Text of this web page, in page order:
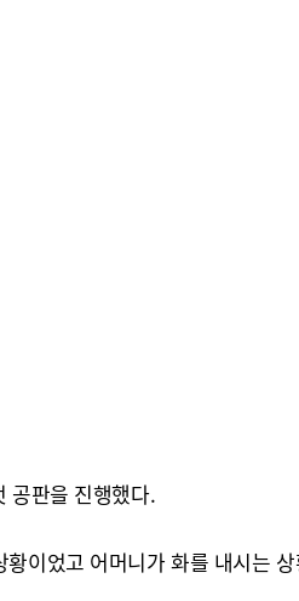
공판을 진행했다.
이었고 어머니가 화를 내시는